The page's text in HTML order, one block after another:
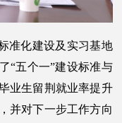
准化建设及实习基地
“五个一”建设标准与
业生留荆就业率提升
并对下一步工作方向